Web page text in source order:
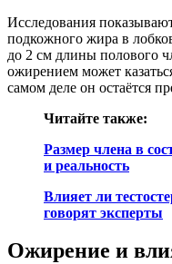
Исследования
подкожного жира в
до 2 см длины полового
ожирением может
самом деле он остаётся
Читайте также:
Размер члена в
и реальность
Влияет ли
говорят эксперты
Ожирение и